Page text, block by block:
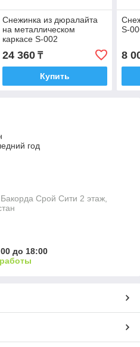
Снежинка из дюралайта
на металлическом
каркасе S-002
24 360₸
Купить
S-
8
год
Срой Сити 2 этаж,
до 18:00